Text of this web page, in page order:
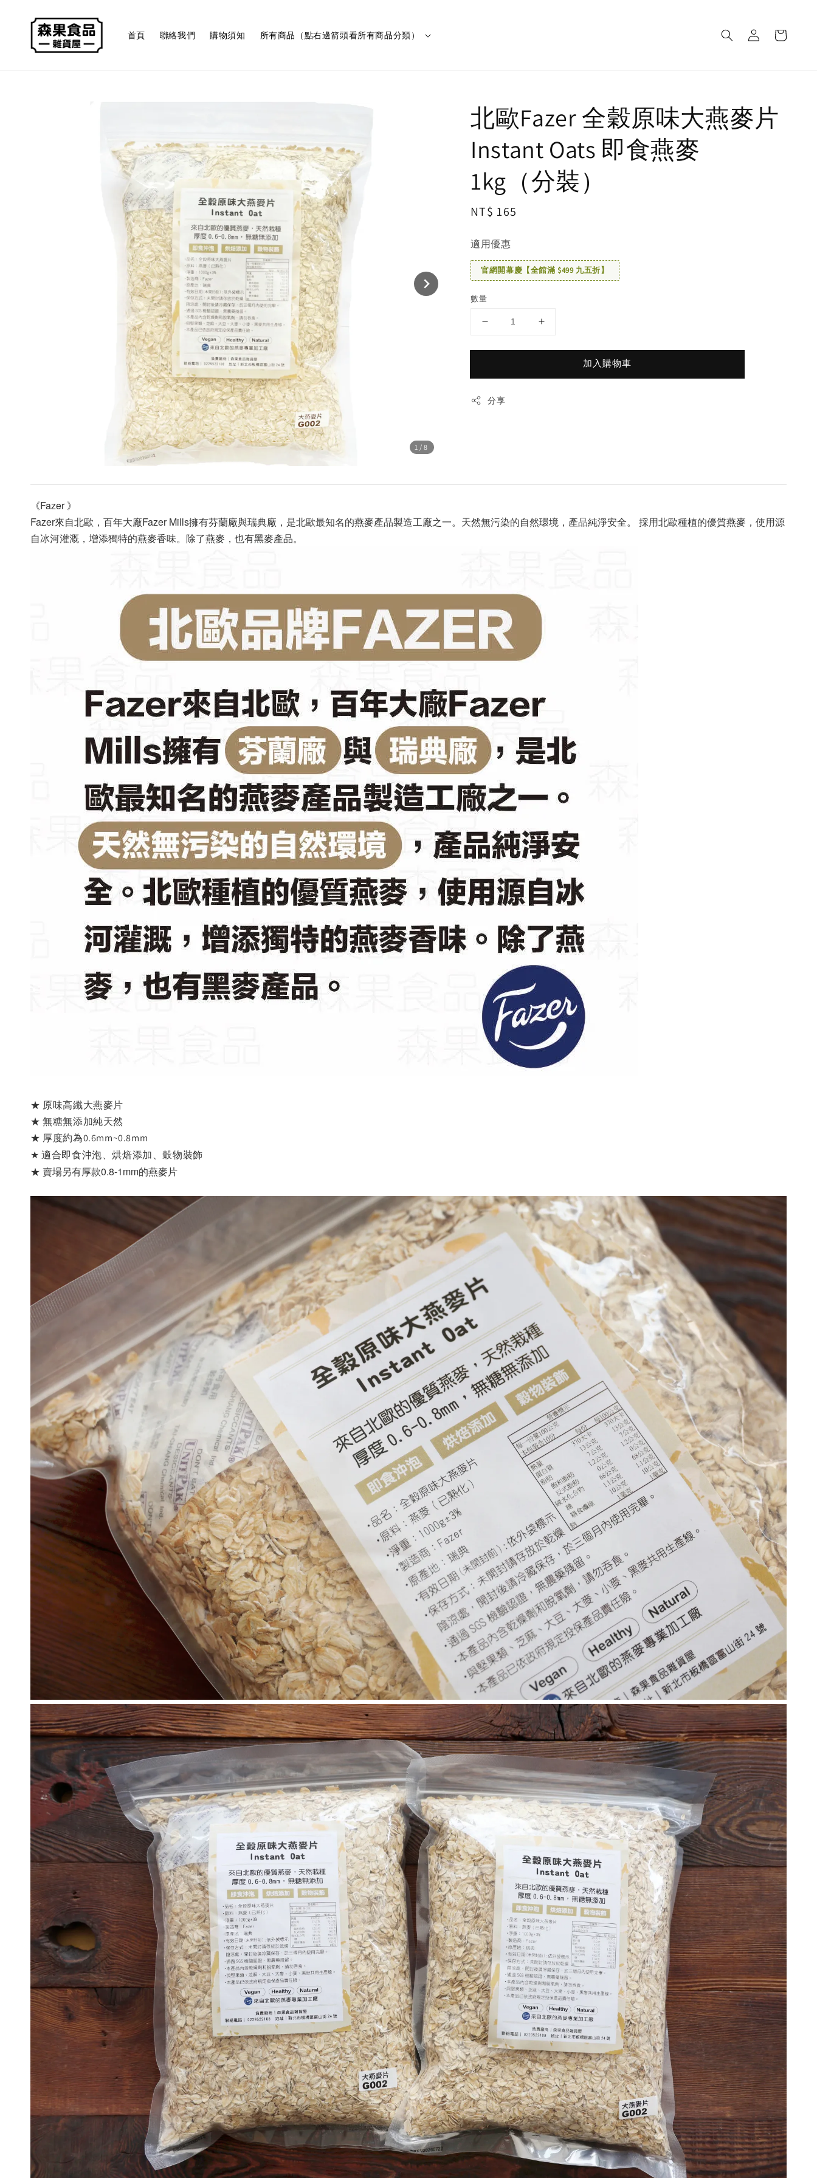
首頁 聯絡我們 購物須知 所有商品（點右邊箭頭看所有商品分類）
1 /8
北歐Fazer 全穀原味大燕麥片
Instant Oats 即食燕麥
1kg（分裝）
Regular
NT$ 165
適用優惠
官網開幕慶【全館滿 $499 九五折】
數量
加入購物車
分享
《Fazer 》
Fazer來自北歐，百年大廠Fazer Mills擁有芬蘭廠與瑞典廠，是北歐最知名的燕麥產品製造工廠之一。天然無污染的自然環境，產品純淨安全。 採用北歐種植的優質燕麥，使用源
自冰河灌溉，增添獨特的燕麥香味。除了燕麥，也有黑麥產品。
★ 原味高纖大燕麥片
★無糖無添加純天然
★ 厚度約為0.6mm~0.8mm
★適合即食沖泡、烘焙添加、穀物裝飾
★ 賣場另有厚款0.8-1mm的燕麥片